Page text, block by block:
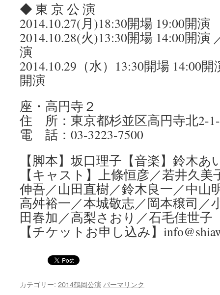
◆ 東 京 公 演
2014.10.27(月)18:30開場 19:00開演
2014.10.28(火)13:30開場 14:00開演
演
2014.10.29（水）13:30開場 14:00
開演
座・高円寺２
住 所：東京都杉並区高円寺北2-
電 話：03-3223-7500
【脚本】坂口理子【音楽】鈴木あ
【キャスト】上條恒彦／若井久
伸吾／山田直樹／鈴木良一／中山
高舛裕一／本城敬志／岡本穣司／
田春加／高梨さおり／石毛佳世子
【チケットお申し込み】
カテゴリー: 2014鶴岡公演 パーマリンク